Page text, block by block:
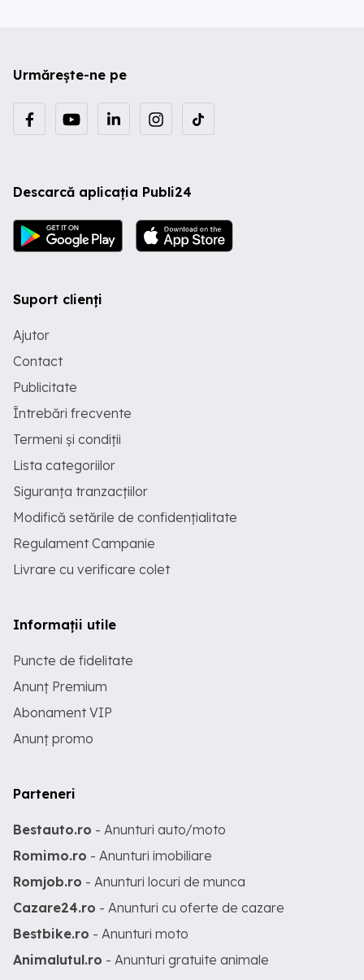
Urmărește-ne pe
Descarcă aplicația Publi24
Suport clienți
Ajutor
Contact
Publicitate
Întrebări frecvente
Termeni și condiții
Lista categoriilor
Siguranța tranzacțiilor
Modifică setările de confidențialitate
Regulament Campanie
Livrare cu verificare colet
Informații utile
Puncte de fidelitate
Anunț Premium
Abonament VIP
Anunț promo
Parteneri
Bestauto.ro - Anunturi auto/moto
Romimo.ro - Anunturi imobiliare
Romjob.ro - Anunturi locuri de munca
Cazare24.ro - Anunturi cu oferte de cazare
Bestbike.ro - Anunturi moto
Animalutul.ro - Anunturi gratuite animale